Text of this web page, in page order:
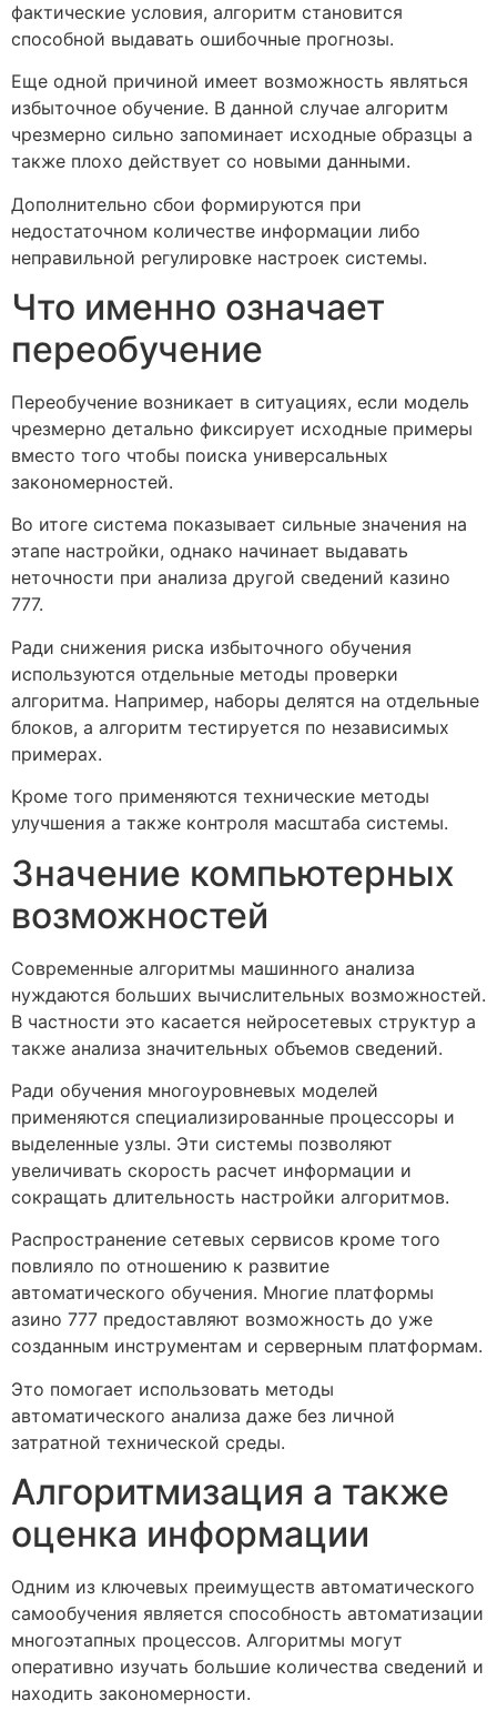
фактические условия, алгоритм становится
способной выдавать ошибочные прогнозы.
Еще одной причиной имеет возможность являться
избыточное обучение. В данной случае алгоритм
чрезмерно сильно запоминает исходные образцы а
также плохо действует со новыми данными.
Дополнительно сбои формируются при
недостаточном количестве информации либо
неправильной регулировке настроек системы.
Что именно означает
переобучение
Переобучение возникает в ситуациях, если модель
чрезмерно детально фиксирует исходные примеры
вместо того чтобы поиска универсальных
закономерностей.
Во итоге система показывает сильные значения на
этапе настройки, однако начинает выдавать
неточности при анализа другой сведений казино
777.
Ради снижения риска избыточного обучения
используются отдельные методы проверки
алгоритма. Например, наборы делятся на отдельные
блоков, а алгоритм тестируется по независимых
примерах.
Кроме того применяются технические методы
улучшения а также контроля масштаба системы.
Значение компьютерных
возможностей
Современные алгоритмы машинного анализа
нуждаются больших вычислительных возможностей.
В частности это касается нейросетевых структур а
также анализа значительных объемов сведений.
Ради обучения многоуровневых моделей
применяются специализированные процессоры и
выделенные узлы. Эти системы позволяют
увеличивать скорость расчет информации и
сокращать длительность настройки алгоритмов.
Распространение сетевых сервисов кроме того
повлияло по отношению к развитие
автоматического обучения. Многие платформы
азино 777 предоставляют возможность до уже
созданным инструментам и серверным платформам.
Это помогает использовать методы
автоматического анализа даже без личной
затратной технической среды.
Алгоритмизация а также
оценка информации
Одним из ключевых преимуществ автоматического
самообучения является способность автоматизации
многоэтапных процессов. Алгоритмы могут
оперативно изучать большие количества сведений и
находить закономерности.